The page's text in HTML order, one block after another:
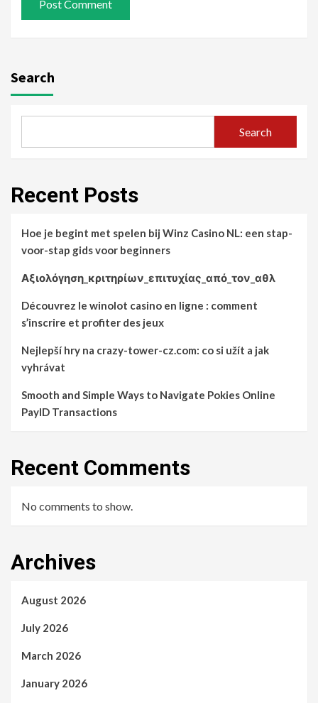
Search
Search
Recent Posts
Hoe je begint met spelen bij Winz Casino NL: een stap-
voor-stap gids voor beginners
Αξιολόγηση_κριτηρίων_επιτυχίας_από_τον_αθλ
Découvrez le winolot casino en ligne : comment
s’inscrire et profiter des jeux
Nejlepší hry na crazy-tower-cz.com: co si užít a jak
vyhrávat
Smooth and Simple Ways to Navigate Pokies Online
PayID Transactions
Recent Comments
No comments to show.
Archives
August 2026
July 2026
March 2026
January 2026